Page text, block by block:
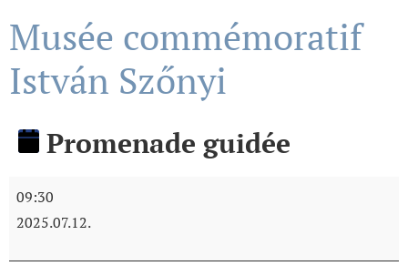
Musée commémoratif
István Szőnyi
Promenade guidée
09:30
2025.07.12.